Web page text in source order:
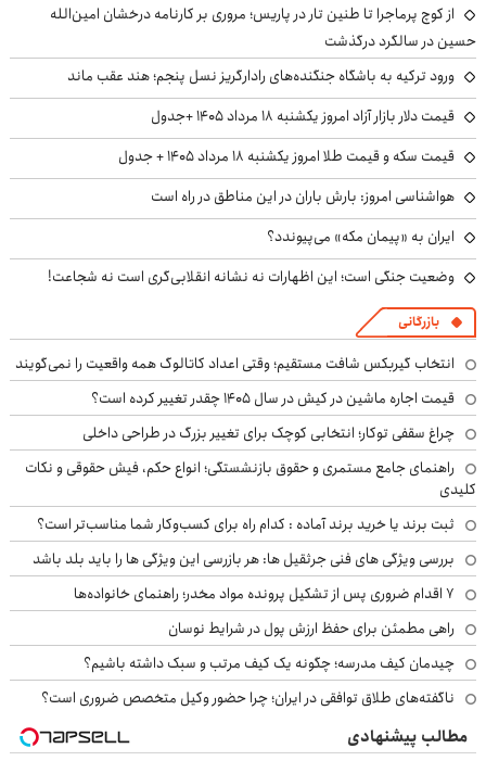
از کوچ‌ پرماجرا تا طنین تار در پاریس؛ مروری بر کارنامه درخشان امین‌الله
حسین در سالگرد درگذشت
ورود ترکیه به باشگاه جنگنده‌های رادارگریز نسل پنجم؛ هند عقب ماند
قیمت دلار بازار آزاد امروز یکشنبه ۱۸ مرداد ۱۴۰۵ +جدول
قیمت سکه و قیمت طلا امروز یکشنبه ۱۸ مرداد ۱۴۰۵ + جدول
هواشناسی امروز: بارش باران در این مناطق در راه است
ایران به «پیمان مکه» می‌پیوندد؟
وضعیت جنگی است؛ این اظهارات نه نشانه انقلابی‌گری است نه شجاعت!
بازرگانی
انتخاب گیربکس شافت مستقیم؛ وقتی اعداد کاتالوگ همه واقعیت را نمی‌گویند
قیمت اجاره ماشین در کیش در سال ۱۴۰۵ چقدر تغییر کرده است؟
چراغ سقفی توکار؛ انتخابی کوچک برای تغییر بزرگ در طراحی داخلی
راهنمای جامع مستمری و حقوق بازنشستگی؛ انواع حکم، فیش حقوقی و نکات
کلیدی
ثبت برند یا خرید برند آماده : کدام راه برای کسب‌وکار شما مناسب‌تر است؟
بررسی ویژگی های فنی جرثقیل ها: هر بازرسی این ویژگی ها را باید بلد باشد
۷ اقدام ضروری پس از تشکیل پرونده مواد مخدر؛ راهنمای خانواده‌ها
راهی مطمئن برای حفظ ارزش پول در شرایط نوسان
چیدمان کیف مدرسه؛ چگونه یک کیف مرتب و سبک داشته باشیم؟
ناگفته‌های طلاق توافقی در ایران؛ چرا حضور وکیل متخصص ضروری است؟
مطالب پیشنهادی